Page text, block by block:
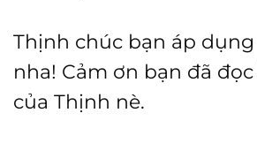
Thịnh chúc bạn áp
nha! Cảm ơn bạn đã
của Thịnh nè.